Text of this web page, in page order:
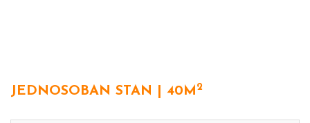
JEDNOSOBAN STAN | 40M 2